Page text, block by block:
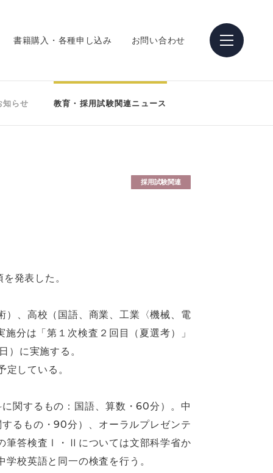
書籍購入・各種申し込み お問い合わせ
知らせ 教育・採用試験関連ニュース
採用試験関連
発表した。
）、高校（国語、商業、工業〈機械、電
分は「第１次検査２回目（夏選考）」
）に実施する。
している。
関するもの：国語、算数・60分）。中
るもの・90分）、オーラルプレゼンテ
筆答検査Ⅰ・Ⅱについては文部科学省か
校英語と同一の検査を行う。